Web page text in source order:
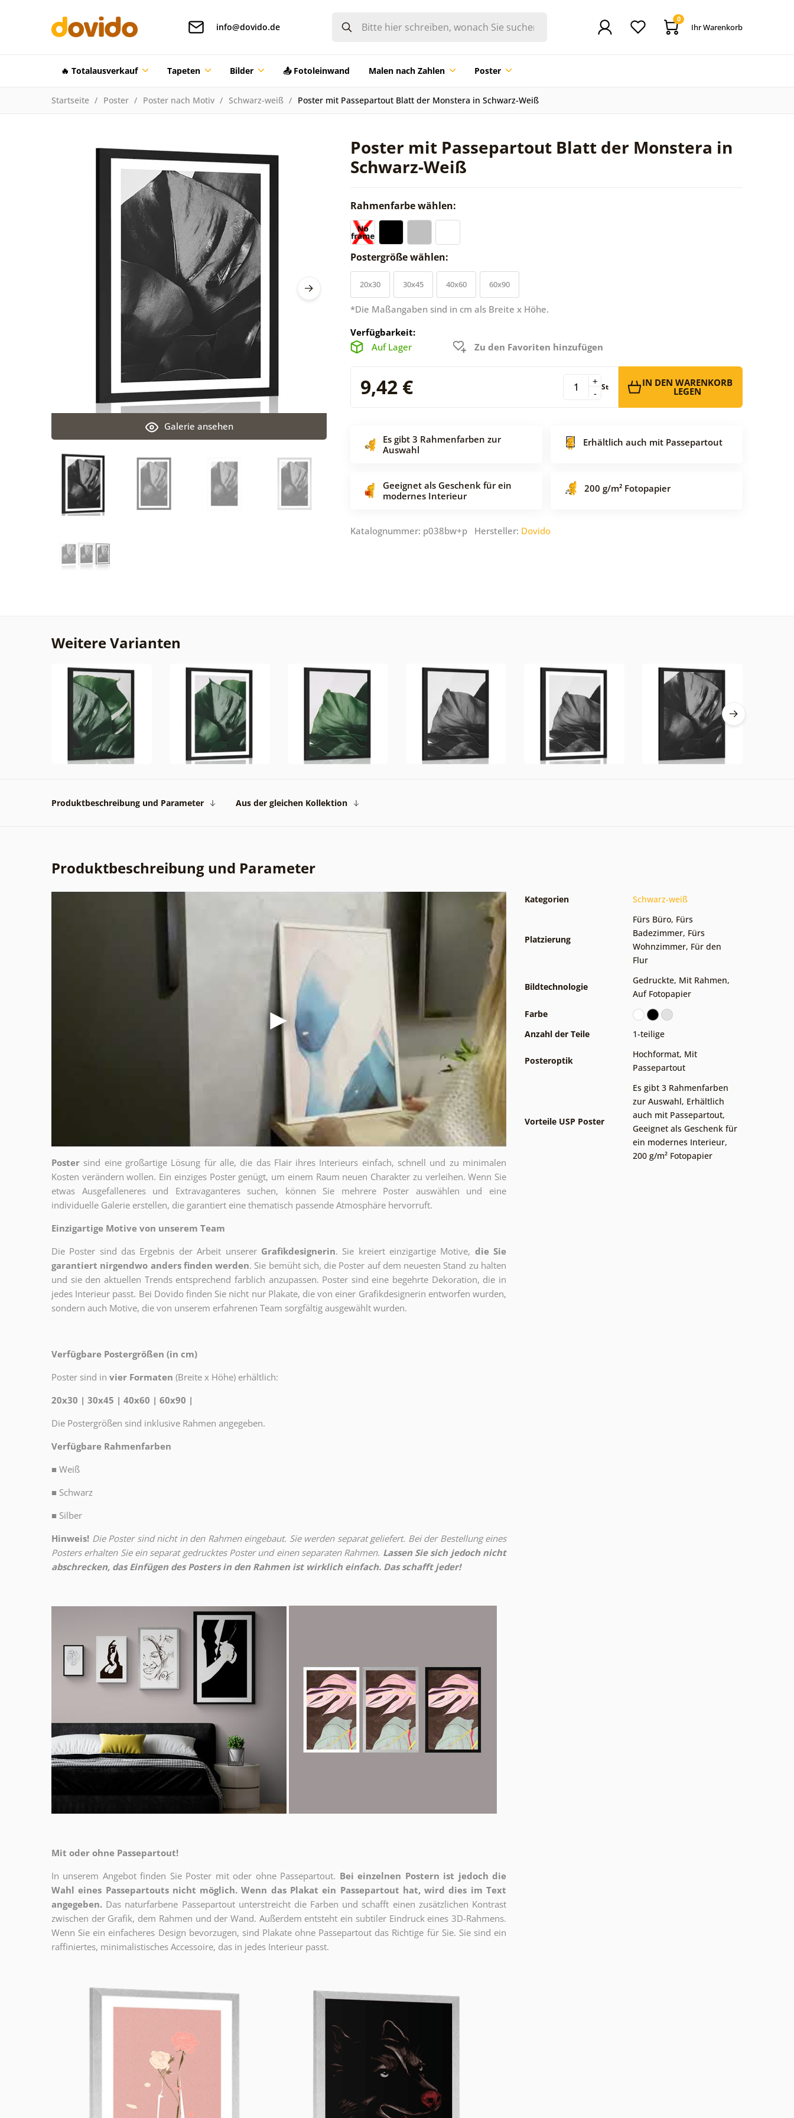
info@dovido.de
0
Ihr Warenkorb
🔥 Totalausverkauf Tapeten Bilder 📤 Fotoleinwand Malen nach Zahlen Poster
Startseite Poster Poster nach Motiv Schwarz-weiß Poster mit Passepartout Blatt der Monstera in Schwarz-Weiß
Poster mit Passepartout Blatt der Monstera in
Schwarz-Weiß
Galerie ansehen
Rahmenfarbe wählen:
Postergröße wählen:
20x30 30x45 40x60 60x90
*Die Maßangaben sind in cm als Breite x Höhe.
Verfügbarkeit:
Auf Lager
Zu den Favoriten hinzufügen
9,42 € -
+ St IN DEN WARENKORB
LEGEN
Es gibt 3 Rahmenfarben zur
Auswahl
Erhältlich auch mit Passepartout
Geeignet als Geschenk für ein
modernes Interieur
200 g/m² Fotopapier
Katalognummer: p038bw+p Hersteller: Dovido
Weitere Varianten
Produktbeschreibung und Parameter Aus der gleichen Kollektion
Produktbeschreibung und Parameter
Poster sind eine großartige Lösung für alle, die das Flair ihres Interieurs einfach, schnell und zu minimalen
Kosten verändern wollen. Ein einziges Poster genügt, um einem Raum neuen Charakter zu verleihen. Wenn Sie
etwas Ausgefalleneres und Extravaganteres suchen, können Sie mehrere Poster auswählen und eine
individuelle Galerie erstellen, die garantiert eine thematisch passende Atmosphäre hervorruft.
Einzigartige Motive von unserem Team
Die Poster sind das Ergebnis der Arbeit unserer Grafikdesignerin. Sie kreiert einzigartige Motive, die Sie
garantiert nirgendwo anders finden werden. Sie bemüht sich, die Poster auf dem neuesten Stand zu halten
und sie den aktuellen Trends entsprechend farblich anzupassen. Poster sind eine begehrte Dekoration, die in
jedes Interieur passt. Bei Dovido finden Sie nicht nur Plakate, die von einer Grafikdesignerin entworfen wurden,
sondern auch Motive, die von unserem erfahrenen Team sorgfältig ausgewählt wurden.
Verfügbare Postergrößen (in cm)
Poster sind in vier Formaten (Breite x Höhe) erhältlich:
20x30 | 30x45 | 40x60 | 60x90 |
Die Postergrößen sind inklusive Rahmen angegeben.
Verfügbare Rahmenfarben
■ Weiß
■ Schwarz
■ Silber
Hinweis! Die Poster sind nicht in den Rahmen eingebaut. Sie werden separat geliefert. Bei der Bestellung eines
Posters erhalten Sie ein separat gedrucktes Poster und einen separaten Rahmen. Lassen Sie sich jedoch nicht
abschrecken, das Einfügen des Posters in den Rahmen ist wirklich einfach. Das schafft jeder!
Mit oder ohne Passepartout!
In unserem Angebot finden Sie Poster mit oder ohne Passepartout. Bei einzelnen Postern ist jedoch die
Wahl eines Passepartouts nicht möglich. Wenn das Plakat ein Passepartout hat, wird dies im Text
angegeben. Das naturfarbene Passepartout unterstreicht die Farben und schafft einen zusätzlichen Kontrast
zwischen der Grafik, dem Rahmen und der Wand. Außerdem entsteht ein subtiler Eindruck eines 3D-Rahmens.
Wenn Sie ein einfacheres Design bevorzugen, sind Plakate ohne Passepartout das Richtige für Sie. Sie sind ein
raffiniertes, minimalistisches Accessoire, das in jedes Interieur passt.
Kategorien Schwarz-weiß
Platzierung
Fürs Büro, Fürs
Badezimmer, Fürs
Wohnzimmer, Für den
Flur
Bildtechnologie
Gedruckte, Mit Rahmen,
Auf Fotopapier
Farbe
Anzahl der Teile
1-teilige
Posteroptik
Hochformat, Mit
Passepartout
Vorteile USP Poster
Es gibt 3 Rahmenfarben
zur Auswahl, Erhältlich
auch mit Passepartout,
Geeignet als Geschenk für
ein modernes Interieur,
200 g/m² Fotopapier